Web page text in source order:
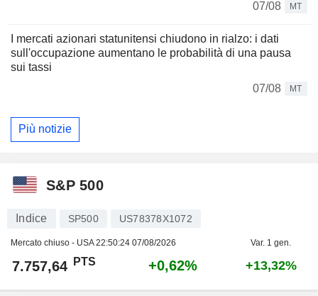
07/08
MT
I mercati azionari statunitensi chiudono in rialzo: i dati
sull'occupazione aumentano le probabilità di una pausa
sui tassi
07/08
MT
Più notizie
S&P 500
Indice SP500 US78378X1072
Mercato chiuso - USA22:50:24 07/08/2026 Var. 1 gen.
7.757,64 PTS +0,62% +13,32%